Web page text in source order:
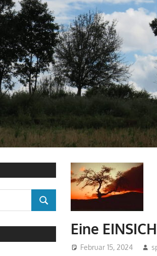
Eine
Februar 15, 2024
SUCHEN